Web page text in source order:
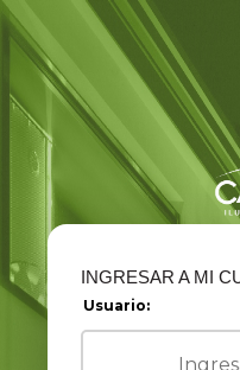
INGRESAR A MI
Usuario: